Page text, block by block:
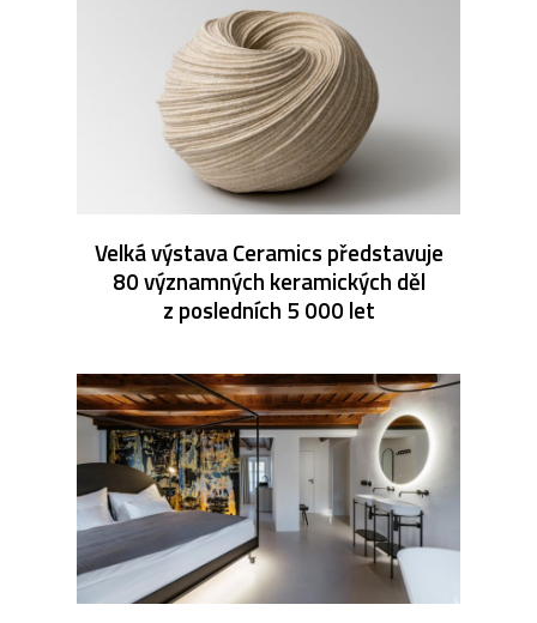
Velká výstava Ceramics představuje
80 významných keramických děl
z posledních 5 000 let